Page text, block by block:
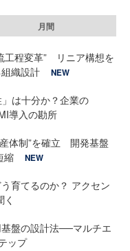
月間
工程変革” リニア構想を
織設計
NEW
は十分か？企業の
導入の勘所
体制”を確立 開発基盤
縮
NEW
育てるのか？ アクセン
盤の設計法──マルチエ
ップ